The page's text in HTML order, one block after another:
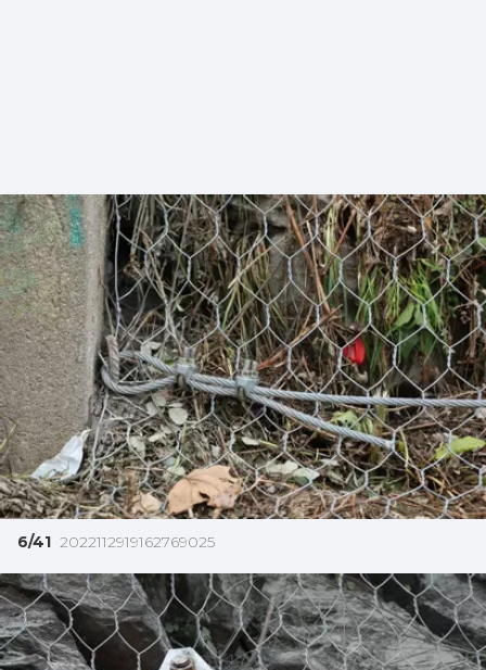
6/41 2022112919162769025